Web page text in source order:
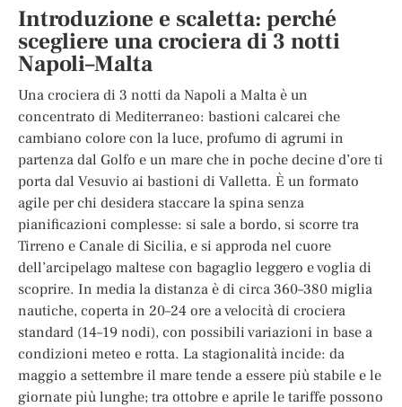
Introduzione e scaletta: perché
scegliere una crociera di 3 notti
Napoli–Malta
Una crociera di 3 notti da Napoli a Malta è un
concentrato di Mediterraneo: bastioni calcarei che
cambiano colore con la luce, profumo di agrumi in
partenza dal Golfo e un mare che in poche decine d’ore ti
porta dal Vesuvio ai bastioni di Valletta. È un formato
agile per chi desidera staccare la spina senza
pianificazioni complesse: si sale a bordo, si scorre tra
Tirreno e Canale di Sicilia, e si approda nel cuore
dell’arcipelago maltese con bagaglio leggero e voglia di
scoprire. In media la distanza è di circa 360–380 miglia
nautiche, coperta in 20–24 ore a velocità di crociera
standard (14–19 nodi), con possibili variazioni in base a
condizioni meteo e rotta. La stagionalità incide: da
maggio a settembre il mare tende a essere più stabile e le
giornate più lunghe; tra ottobre e aprile le tariffe possono